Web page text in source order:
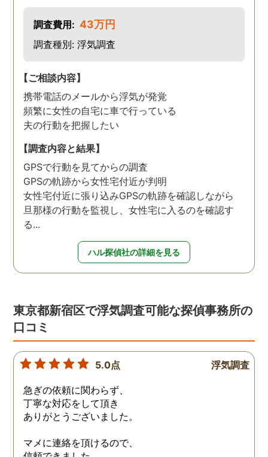
調査費用: 43万円
調査種別: 浮気調査
【ご相談内容】
携帯電話のメールから浮気が発覚
頻繁に女性の自宅に車で行っている
夫の行動を把握したい
【調査内容と結果】
GPSで行動を見てからの調査
GPSの軌跡から女性宅付近が判明
女性宅付近に張り込みGPSの軌跡を確認しながら
旦那様の行動を監視し、女性宅に入るのを確認す
る...
ハル探偵社の詳細を見る
東京都新宿区で浮気調査可能な探偵事務所の
口コミ
5.0点 浮気調査
急ぎの依頼に関わらず、
丁寧な対応をして頂き
ありがとうございました。
マメに連絡を頂けるので、